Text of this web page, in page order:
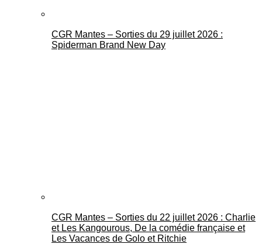
CGR Mantes – Sorties du 29 juillet 2026 :
Spiderman Brand New Day
CGR Mantes – Sorties du 22 juillet 2026 : Charlie
et Les Kangourous, De la comédie française et
Les Vacances de Golo et Ritchie